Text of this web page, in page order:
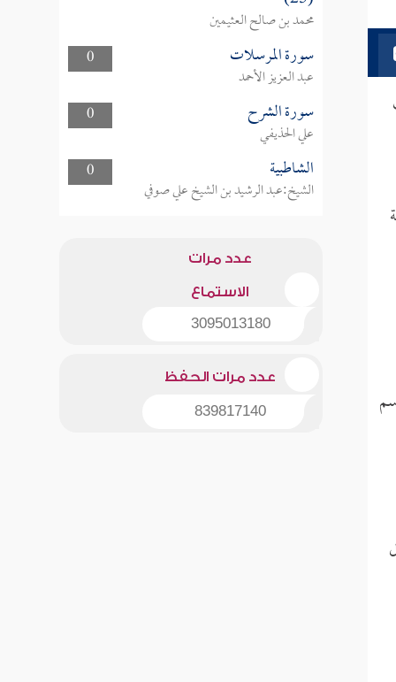
محمد بن صالح العثيمين
0
سورة المرسلات
عبد العزيز الأحمد
0
سورة الشرح
علي الحذيفي
0
الشاطبية
الشيخ:عبد الرشيد بن الشيخ علي صوفي
عدد مرات
الاستماع
3095013180
عدد مرات الحفظ
839817140